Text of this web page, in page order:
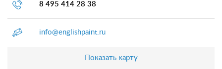
8 495 414 28 38
info@englishpaint.ru
Показать карту